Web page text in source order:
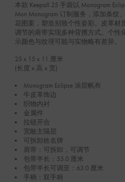
本款 Keepall 25 手袋以 Monogram
Mon Monogram 订制服务，添加条纹
花图案，塑造别致个性姿彩。皮革材
调节的肩带实现多种背携方式。个性
示颜色与纹理可能与实物略有差异。
25 x 15 x 11 厘米
(长度 x 高 x 宽)
Monogram Eclipse 涂层帆布
牛皮革饰边
织物内衬
金属件
拉链开合
宽敞主隔层
可拆卸姓名牌
肩带：可拆卸，可调节
包带半长：55.0 厘米
包带半长可调至：63.0 厘米
手柄：双手柄